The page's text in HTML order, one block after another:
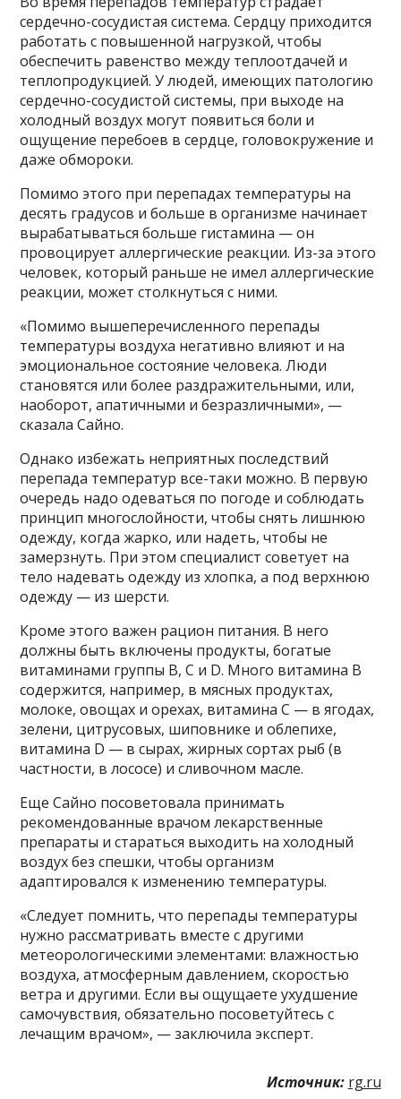
сердечно-сосудистая система. Сердцу приходится
работать с повышенной нагрузкой, чтобы
обеспечить равенство между теплоотдачей и
теплопродукцией. У людей, имеющих патологию
сердечно-сосудистой системы, при выходе на
холодный воздух могут появиться боли и
ощущение перебоев в сердце, головокружение и
даже обмороки.
Помимо этого при перепадах температуры на
десять градусов и больше в организме начинает
вырабатываться больше гистамина — он
провоцирует аллергические реакции. Из-за этого
человек, который раньше не имел аллергические
реакции, может столкнуться с ними.
«Помимо вышеперечисленного перепады
температуры воздуха негативно влияют и на
эмоциональное состояние человека. Люди
становятся или более раздражительными, или,
наоборот, апатичными и безразличными», —
сказала Сайно.
Однако избежать неприятных последствий
перепада температур все-таки можно. В первую
очередь надо одеваться по погоде и соблюдать
принцип многослойности, чтобы снять лишнюю
одежду, когда жарко, или надеть, чтобы не
замерзнуть. При этом специалист советует на
тело надевать одежду из хлопка, а под верхнюю
одежду — из шерсти.
Кроме этого важен рацион питания. В него
должны быть включены продукты, богатые
витаминами группы B, C и D. Много витамина В
содержится, например, в мясных продуктах,
молоке, овощах и орехах, витамина С — в ягодах,
зелени, цитрусовых, шиповнике и облепихе,
витамина D — в сырах, жирных сортах рыб (в
частности, в лососе) и сливочном масле.
Еще Сайно посоветовала принимать
рекомендованные врачом лекарственные
препараты и стараться выходить на холодный
воздух без спешки, чтобы организм
адаптировался к изменению температуры.
«Следует помнить, что перепады температуры
нужно рассматривать вместе с другими
метеорологическими элементами: влажностью
воздуха, атмосферным давлением, скоростью
ветра и другими. Если вы ощущаете ухудшение
самочувствия, обязательно посоветуйтесь с
лечащим врачом», — заключила эксперт.
Источник: rg.ru